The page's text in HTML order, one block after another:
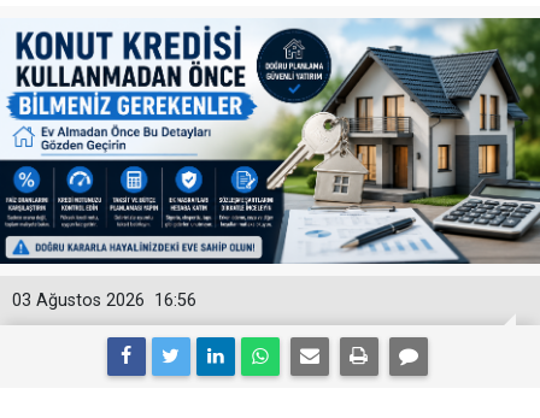
16:56
03 Ağustos 2026